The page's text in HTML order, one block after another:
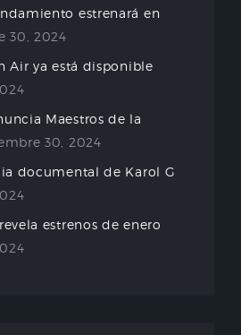
estrenará en
30, 2024
Air ya está disponible
Maestros de la
30, 2024
documental de Karol G
estrenos de enero